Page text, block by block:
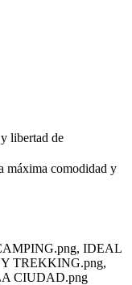
libertad de
máxima comodidad y
IDEAL
TREKKING.png,
CIUDAD.png